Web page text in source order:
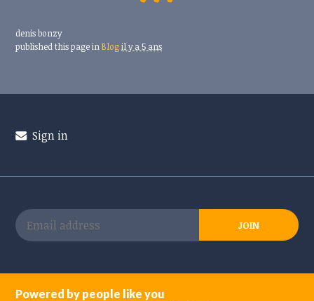
denis bonzy
published this page inBlog il y a 5 ans
Sign in
Powered by people like you